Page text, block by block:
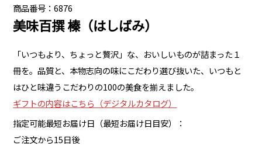
商品番号：6876
美味百撰 榛（はしばみ）
「いつもより、ちょっと贅沢」な、おいしいものが詰まった１
冊を。品質と、本物志向の味にこだわり選び抜いた、いつもと
はひと味違うこだわりの100の美食を揃えました。
ギフトの内容はこちら（デジタルカタログ）
指定可能最短お届け日（最短お届け日目安）：
ご注文から15日後